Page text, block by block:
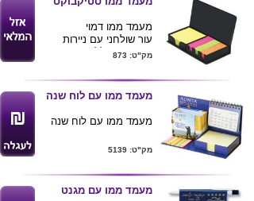
להדפיס לוגו ע"ג המוצר .
מגיע בצבעים טבעי או
לבן
מעמד ממו דמוי
עור שולחני עם ניירות
דביקים בשלל צבעים
17.5x9x3.5
ניתן להדפיס לוגו הלקוח
ע"ג המוצר .
מק"ט: 873
מעמד ממו עם לוח שנה
מעמד ממו עם לוח שנה
מק"ט: 5139
מעמד ממו עם מגנט